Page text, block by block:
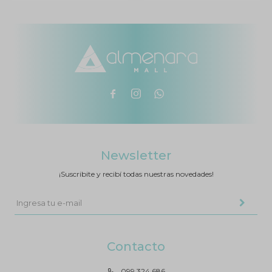
  
Contacto
Newsletter
¡Suscribite y recibí todas nuestras novedades!